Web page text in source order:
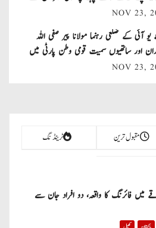
NOV 23,
آئی کے ضلعی رہنما مولانا پیر صفی اللہ
اور ساتھیوں سمیت قومی وطن پارٹی میں
NOV 23,
مقبول ترین ٹرینڈنگ
فائرنگ کا واقعہ، دو افراد جان سے